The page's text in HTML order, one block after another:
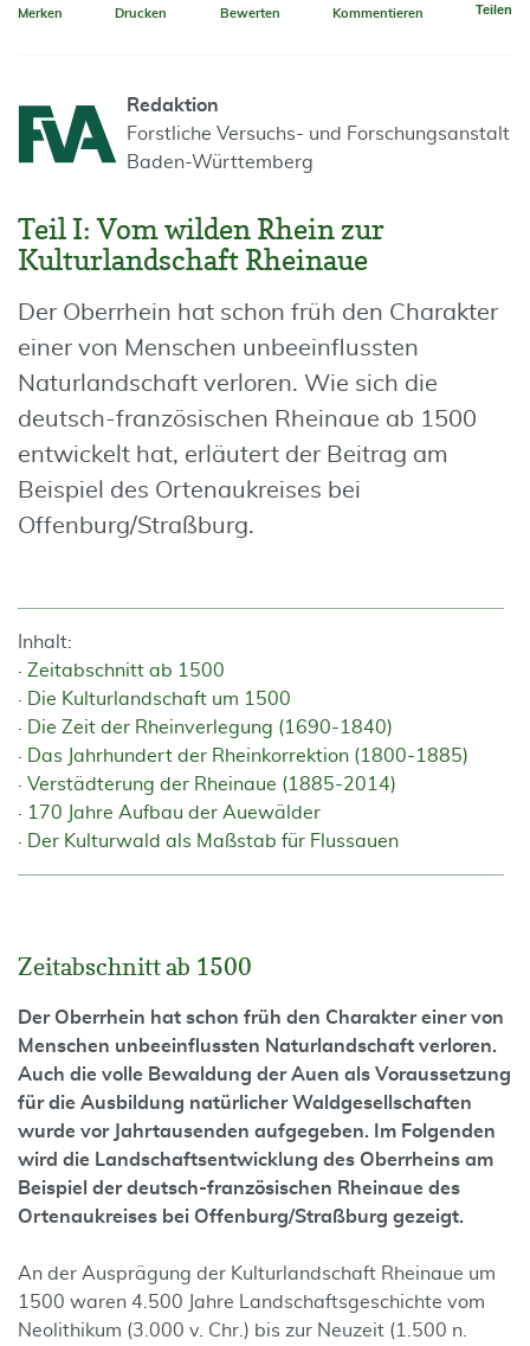
Merken Drucken Bewerten Kommentieren Teilen
Redaktion
Forstliche Versuchs- und Forschungsanstalt
Baden-Württemberg
Teil I: Vom wilden Rhein zur
Kulturlandschaft Rheinaue
Der Oberrhein hat schon früh den Charakter
einer von Menschen unbeeinflussten
Naturlandschaft verloren. Wie sich die
deutsch-französischen Rheinaue ab 1500
entwickelt hat, erläutert der Beitrag am
Beispiel des Ortenaukreises bei
Offenburg/Straßburg.
Inhalt:
Zeitabschnitt ab 1500
Die Kulturlandschaft um 1500
Die Zeit der Rheinverlegung (1690-1840)
Das Jahrhundert der Rheinkorrektion (1800-1885)
Verstädterung der Rheinaue (1885-2014)
170 Jahre Aufbau der Auewälder
Der Kulturwald als Maßstab für Flussauen
Zeitabschnitt ab 1500
Der Oberrhein hat schon früh den Charakter einer von
Menschen unbeeinflussten Naturlandschaft verloren.
Auch die volle Bewaldung der Auen als Voraussetzung
für die Ausbildung natürlicher Waldgesellschaften
wurde vor Jahrtausenden aufgegeben. Im Folgenden
wird die Landschaftsentwicklung des Oberrheins am
Beispiel der deutsch-französischen Rheinaue des
Ortenaukreises bei Offenburg/Straßburg gezeigt.
An der Ausprägung der Kulturlandschaft Rheinaue um
1500 waren 4.500 Jahre Landschaftsgeschichte vom
Neolithikum (3.000 v. Chr.) bis zur Neuzeit (1.500 n.